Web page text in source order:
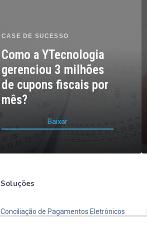
CASE DE SUCESSO
Como a YTecnologia
gerenciou 3 milhões
de cupons fiscais por
mês?
Baixar
Soluções
Conciliação de Pagamentos Eletrônicos